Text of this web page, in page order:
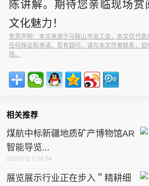
陈讲解。期待您亲临现场赏
文化魅力！
免责声明：本文来源于马鞍山市总工会，本文仅代
任何保证和承诺，若有疑问，请与本文作者联系，如
除。
相关推荐
煤航中标新疆地质矿产博物馆AR
智能导览...
2026/7/2 7:54:04
展览展示行业正在步入＂精耕细